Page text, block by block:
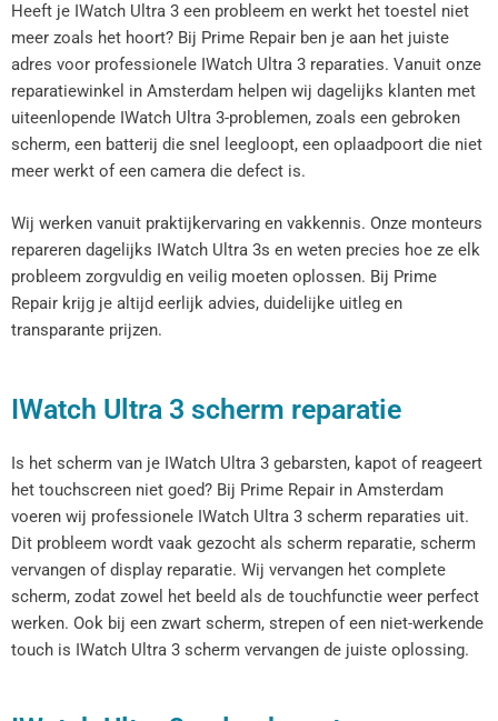
Heeft je IWatch Ultra 3 een probleem en werkt het toestel niet
meer zoals het hoort? Bij Prime Repair ben je aan het juiste
adres voor professionele IWatch Ultra 3 reparaties. Vanuit onze
reparatiewinkel in Amsterdam helpen wij dagelijks klanten met
uiteenlopende IWatch Ultra 3-problemen, zoals een gebroken
scherm, een batterij die snel leegloopt, een oplaadpoort die niet
meer werkt of een camera die defect is.
Wij werken vanuit praktijkervaring en vakkennis. Onze monteurs
repareren dagelijks IWatch Ultra 3s en weten precies hoe ze elk
probleem zorgvuldig en veilig moeten oplossen. Bij Prime
Repair krijg je altijd eerlijk advies, duidelijke uitleg en
transparante prijzen.
IWatch Ultra 3 scherm reparatie
Is het scherm van je IWatch Ultra 3 gebarsten, kapot of reageert
het touchscreen niet goed? Bij Prime Repair in Amsterdam
voeren wij professionele IWatch Ultra 3 scherm reparaties uit.
Dit probleem wordt vaak gezocht als scherm reparatie, scherm
vervangen of display reparatie. Wij vervangen het complete
scherm, zodat zowel het beeld als de touchfunctie weer perfect
werken. Ook bij een zwart scherm, strepen of een niet-werkende
touch is IWatch Ultra 3 scherm vervangen de juiste oplossing.